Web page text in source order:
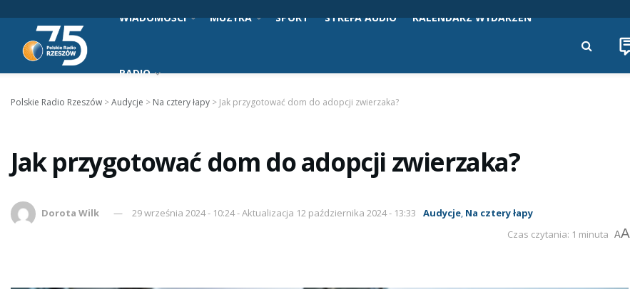
WIADOMOŚCI MUZYKA SPORT STREFA AUDIO KALENDARZ WYDARZEŃ
RADIO
Polskie Radio Rzeszów >Audycje > Na cztery łapy > Jak przygotować dom do adopcji zwierzaka?
Jak przygotować dom do adopcji zwierzaka?
Dorota Wilk 29 września 2024 - 10:24 - Aktualizacja 12 października 2024 - 13:33 Audycje, Na cztery łapy
Czas czytania: 1 minuta AA